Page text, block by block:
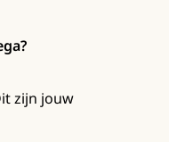
zijn jouw